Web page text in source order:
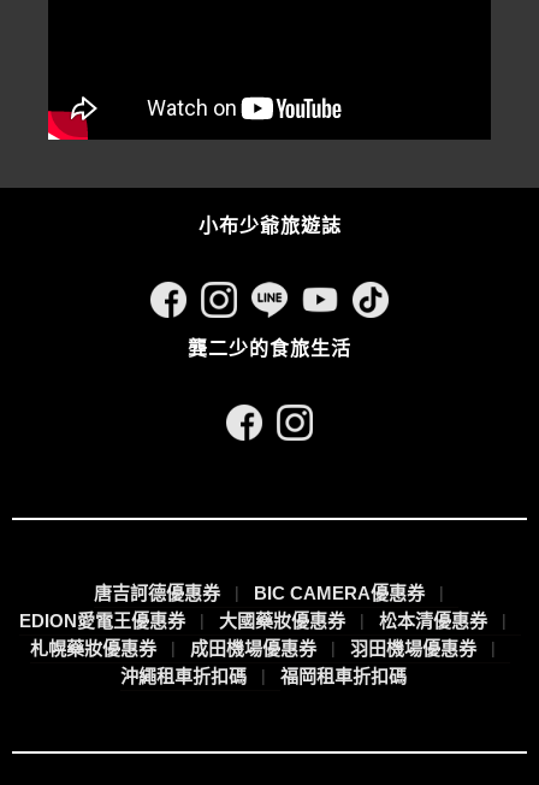
小布少爺旅遊誌
龔二少的食旅生活
唐吉訶德優惠券
BIC CAMERA優惠券
EDION愛電王優惠券
大國藥妝優惠券
松本清優惠券
札幌藥妝優惠券
成田機場優惠券
羽田機場優惠券
沖繩租車折扣碼
福岡租車折扣碼